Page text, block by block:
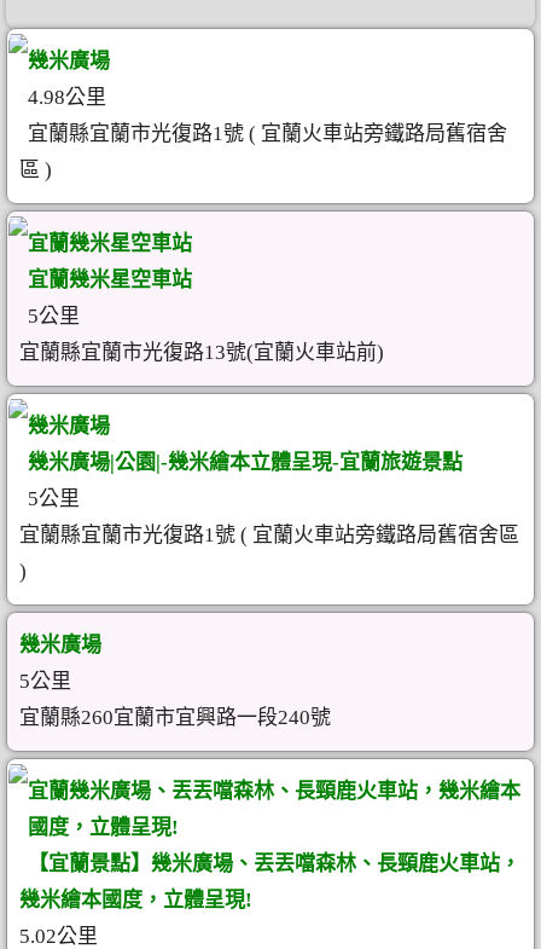
幾米廣場
4.98公里
宜蘭縣宜蘭市光復路1號 ( 宜蘭火車站旁鐵路局舊宿舍
區 )
宜蘭幾米星空車站
宜蘭幾米星空車站
5公里
宜蘭縣宜蘭市光復路13號(宜蘭火車站前)
幾米廣場
幾米廣場|公園|-幾米繪本立體呈現-宜蘭旅遊景點
5公里
宜蘭縣宜蘭市光復路1號 ( 宜蘭火車站旁鐵路局舊宿舍區
)
幾米廣場
5公里
宜蘭縣260宜蘭市宜興路一段240號
宜蘭幾米廣場、丟丟噹森林、長頸鹿火車站，幾米繪本
國度，立體呈現!
【宜蘭景點】幾米廣場、丟丟噹森林、長頸鹿火車站，
幾米繪本國度，立體呈現!
5.02公里